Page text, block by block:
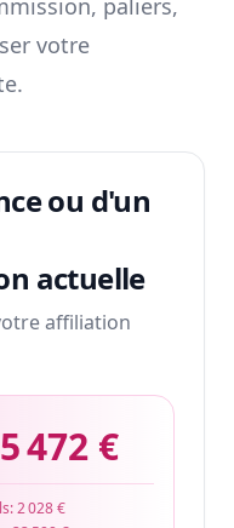
paliers,
votre
ou d'un
actuelle
affiliation
472 €
2 028 €